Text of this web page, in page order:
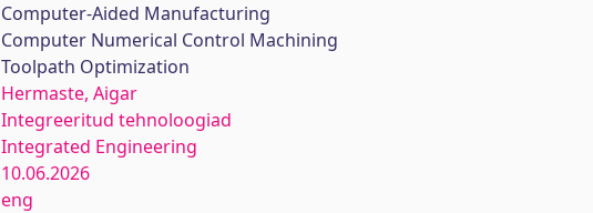
Computer-Aided Manufacturing
Computer Numerical Control Machining
Toolpath Optimization
Hermaste, Aigar
Integreeritud tehnoloogiad
Integrated Engineering
10.06.2026
eng